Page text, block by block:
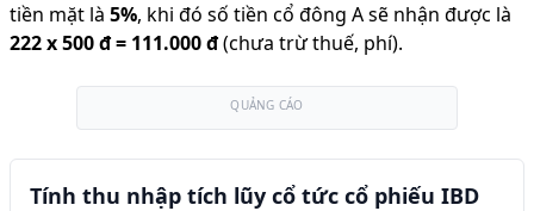
tiền mặt là 5%, khi đó số tiền cổ đông A sẽ nhận được là
222x500 đ= 111.000 đ(chưa trừ thuế, phí).
QUẢNG CÁO
Tính thu nhập tích lũy cổ tức cổ phiếu IBD